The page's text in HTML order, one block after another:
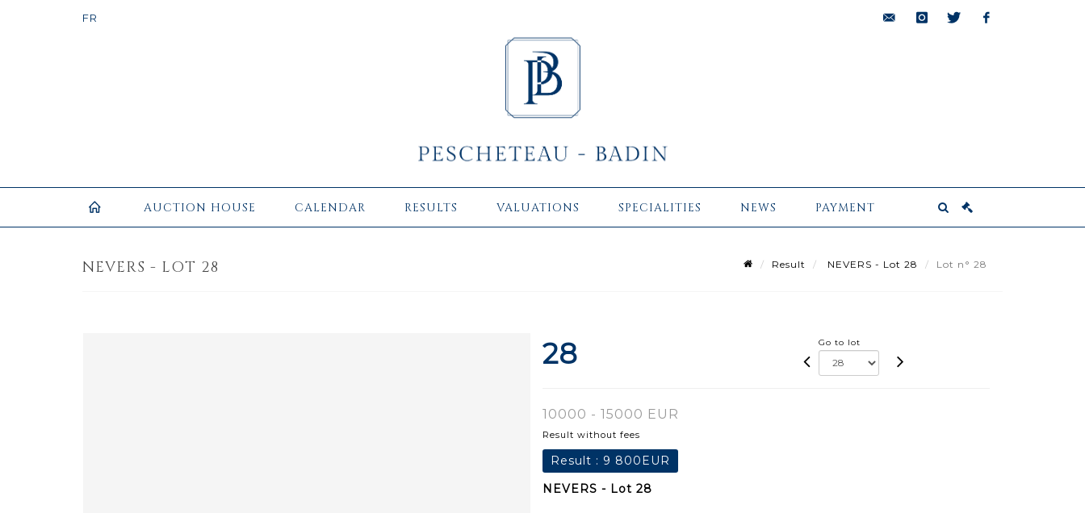
AUCTION HOUSE CALENDAR RESULTS VALUATIONS SPECIALITIES NEWS PAYMENT
NEVERS - LOT 28 Result NEVERS - Lot 28 Lot n° 28
28 Go to lot
10000 - 15000 EUR
Result without fees
Result : 9 800EUR
NEVERS - Lot 28